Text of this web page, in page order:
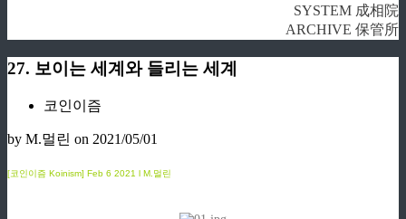
SYSTEM 成相院
ARCHIVE 保管所
27. 보이는 세계와 들리는 세계
코인이즘
by M.멀린 on 2021/05/01
[코인이즘 Koinism] Feb 6 2021 l M.멀린